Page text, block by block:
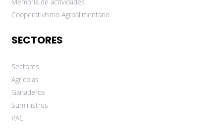
Cooperativismo Agroalimentario
SECTORES
Sectores
Agrícolas
Ganaderos
Suministros
PAC